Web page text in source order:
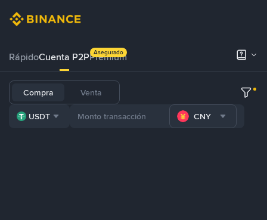
RápidoCuenta P2PPrémium
Asegurado
Compra Venta
USDT CNY